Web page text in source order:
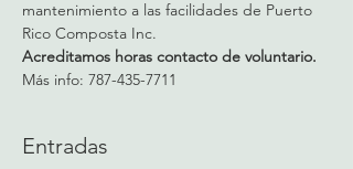
mantenimiento a las facilidades de Puerto
Rico Composta Inc.
Acreditamos horas contacto de voluntario.
Más info: 787-435-7711
Entradas